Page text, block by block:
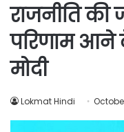
राजनीति की
परिणाम आने
मोदी
Lokmat Hindi